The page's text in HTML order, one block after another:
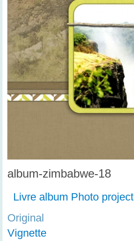
album-zimbabwe-18
Livre album Photo project
Original
Vignette